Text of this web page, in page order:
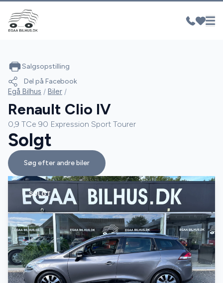
SOLGT
Salgsopstilling
Del på Facebook
Egå Bilhus / Biler /
Renault Clio IV
0,9 TCe 90 Expression Sport Tourer
Solgt
Søg efter andre biler